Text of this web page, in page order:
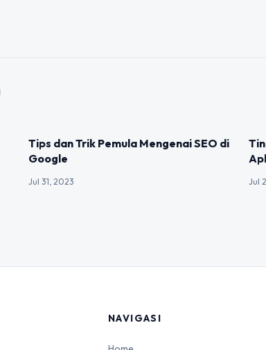
Tips dan Trik Pemula Mengenai SEO di
Google
Jul 31, 2023 Jul
NAVIGASI